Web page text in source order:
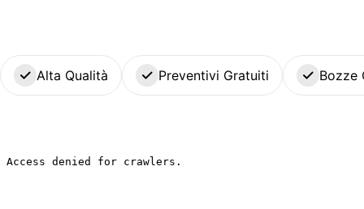
Alta Qualità Preventivi Gratuiti Bozze